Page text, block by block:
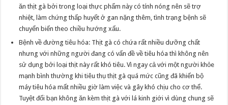
ăn thịt gà bởi trong loại thực phẩm này có tính nóng nên sẽ trợ
nhiệt, làm chứng thấp huyết ở gan nặng thêm, tình trạng bệnh sẽ
chuyển biến theo chiều hướng xấu.
Bệnh về đường tiêu hóa: Thịt gà có chứa rất nhiều dưỡng chất
nhưng với những người đang có vấn đề về tiêu hóa thì không nên
sử dụng bởi loại thịt này rất khó tiêu. Vì ngay cả với một người khỏe
mạnh bình thường khi tiêu thụ thịt gà quá mức cũng đã khiến bộ
máy tiêu hóa mất nhiều giờ làm việc và gây khó chịu cho cơ thể.
Tuyệt đối bạn không ăn kèm thịt gà với lá kinh giới vì dùng chung sẽ